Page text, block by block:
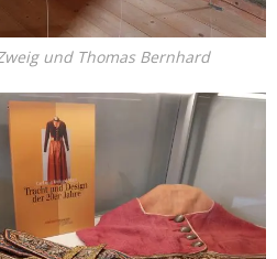
und Thomas Bernhard